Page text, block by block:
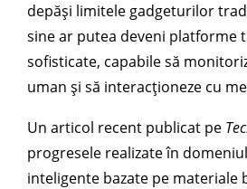
depăși limitele gadgeturilor
sine ar putea deveni platforme
sofisticate, capabile să
uman și să interacționeze cu
Un articol recent publicat pe
progresele realizate în
inteligente bazate pe materiale